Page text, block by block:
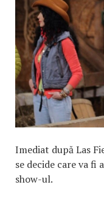
Imediat după Las
se decide care va fi
show-ul.